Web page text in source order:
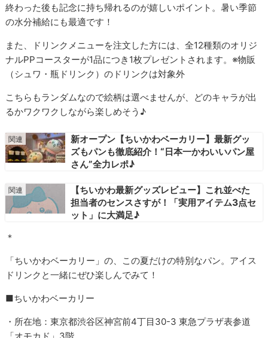
終わった後も記念に持ち帰れるのが嬉しいポイント。暑い季節
の水分補給にも最適です！
また、ドリンクメニューを注文した方には、全12種類のオリジ
ナルPPコースターが1品につき1枚プレゼントされます。※物販
（シュワ・瓶ドリンク）のドリンクは対象外
こちらもランダムなので絵柄は選べませんが、どのキャラが出
るかワクワクしながら楽しめそう♪
新オープン【ちいかわベーカリー】最新グッ
ズもパンも徹底紹介！“日本一かわいいパン屋
さん”全力レポ♪
【ちいかわ最新グッズレビュー】これ並べた
担当者のセンスさすが！「実用アイテム3点セ
ット」に大満足♪
＊
「ちいかわベーカリー」の、この夏だけの特別なパン。アイス
ドリンクと一緒にぜひ楽しんでみて！
■ちいかわベーカリー
・所在地：東京都渋谷区神宮前4丁目30-3 東急プラザ表参道